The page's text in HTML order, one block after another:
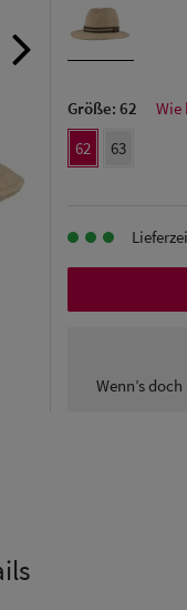
Größe: 62
Wie
62
63
Wenn’s